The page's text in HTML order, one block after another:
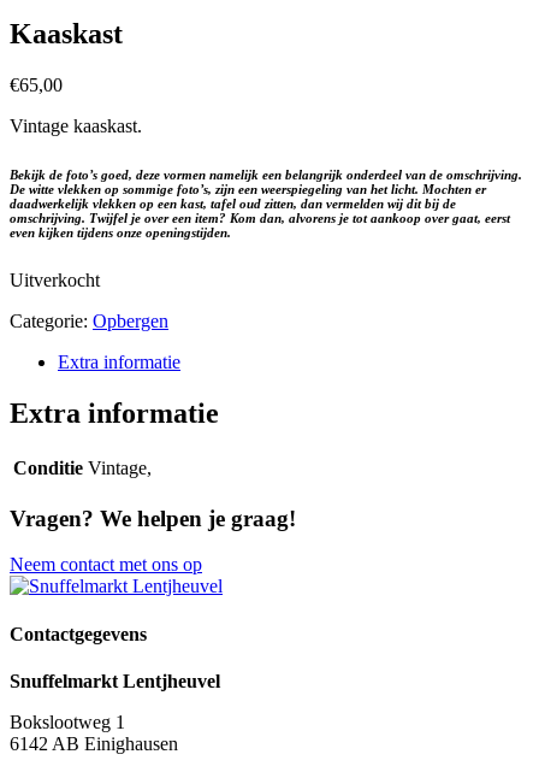
Kaaskast
€65,00
Vintage kaaskast.
Bekijk de foto’s goed, deze vormen namelijk een belangrijk onderdeel van de omschrijving.
De witte vlekken op sommige foto’s, zijn een weerspiegeling van het licht. Mochten er
daadwerkelijk vlekken op een kast, tafel oud zitten, dan vermelden wij dit bij de
omschrijving. Twijfel je over een item? Kom dan, alvorens je tot aankoop over gaat, eerst
even kijken tijdens onze openingstijden.
Uitverkocht
Categorie: Opbergen
Extra informatie
Extra informatie
Conditie Vintage,
Vragen? We helpen je graag!
Neem contact met ons op
Contactgegevens
Snuffelmarkt Lentjheuvel
Bokslootweg 1
6142 AB Einighausen